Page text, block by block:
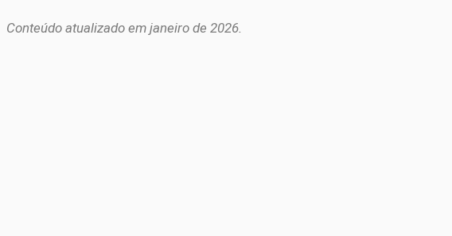
Conteúdo atualizado em janeiro de 2026.